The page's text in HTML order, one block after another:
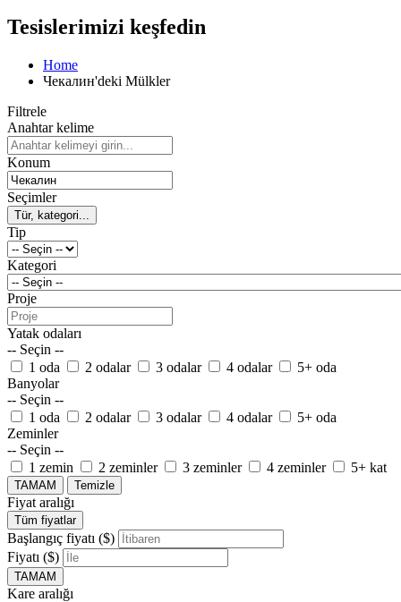
Tesislerimizi keşfedin
Home
Чекалин'deki Mülkler
Filtrele
Anahtar kelime
Konum
Seçimler
Tür, kategori...
Tip
Kategori
Proje
Yatak odaları
-- Seçin --
1 oda
2 odalar 3 odalar 4 odalar
5+ oda
Banyolar
-- Seçin --
1 oda
2 odalar 3 odalar 4 odalar
5+ oda
Zeminler
-- Seçin --
1 zemin
2 zeminler 3 zeminler 4 zeminler 5+ kat
TAMAM Temizle
Fiyat aralığı
Tüm fiyatlar
Başlangıç ​​fiyatı ($)
Fiyatı ($)
TAMAM
Kare aralığı